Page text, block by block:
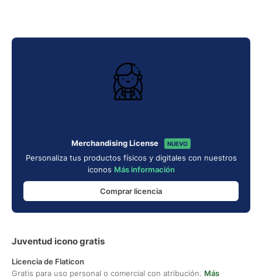
Merchandising License NUEVO
Personaliza tus productos físicos y digitales con nuestros
iconos Más información
Comprar licencia
Juventud icono gratis
Licencia de Flaticon
Gratis para uso personal o comercial con atribución. Más